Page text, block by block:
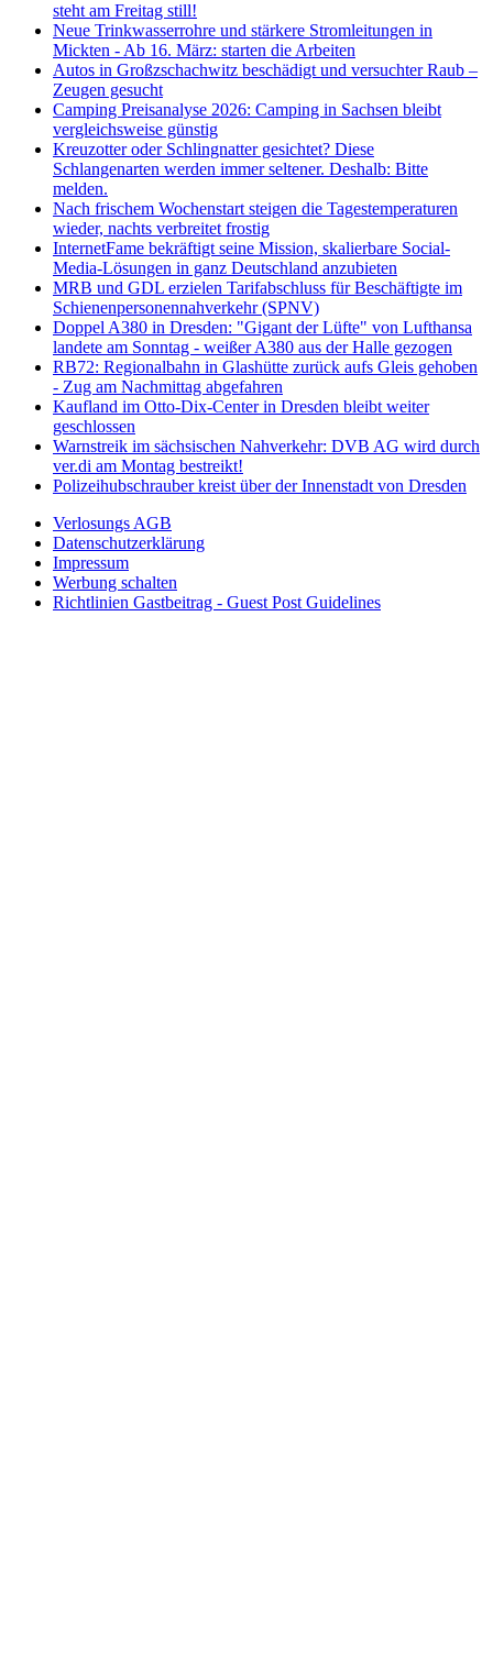
steht am Freitag still!
Neue Trinkwasserrohre und stärkere Stromleitungen in
Mickten - Ab 16. März: starten die Arbeiten
Autos in Großzschachwitz beschädigt und versuchter Raub –
Zeugen gesucht
Camping Preisanalyse 2026: Camping in Sachsen bleibt
vergleichsweise günstig
Kreuzotter oder Schlingnatter gesichtet? Diese
Schlangenarten werden immer seltener. Deshalb: Bitte
melden.
Nach frischem Wochenstart steigen die Tagestemperaturen
wieder, nachts verbreitet frostig
InternetFame bekräftigt seine Mission, skalierbare Social-
Media-Lösungen in ganz Deutschland anzubieten
MRB und GDL erzielen Tarifabschluss für Beschäftigte im
Schienenpersonennahverkehr (SPNV)
Doppel A380 in Dresden: "Gigant der Lüfte" von Lufthansa
landete am Sonntag - weißer A380 aus der Halle gezogen
RB72: Regionalbahn in Glashütte zurück aufs Gleis gehoben
- Zug am Nachmittag abgefahren
Kaufland im Otto-Dix-Center in Dresden bleibt weiter
geschlossen
Warnstreik im sächsischen Nahverkehr: DVB AG wird durch
ver.di am Montag bestreikt!
Polizeihubschrauber kreist über der Innenstadt von Dresden
Verlosungs AGB
Datenschutzerklärung
Impressum
Werbung schalten
Richtlinien Gastbeitrag - Guest Post Guidelines